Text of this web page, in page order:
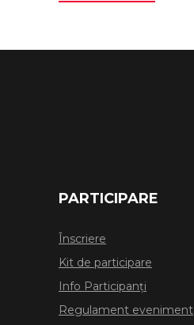
PARTICIPARE
Înscriere
Kit de participare
Info Participanți
Regulament eveniment